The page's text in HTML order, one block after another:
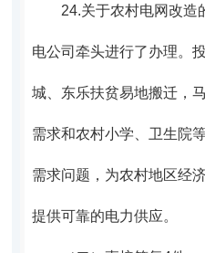
24.关于农村电网改造
电公司牵头进行了办理。
城、东乐扶贫易地搬迁，
需求和农村小学、卫生院
需求问题，为农村地区经
提供可靠的电力供应。